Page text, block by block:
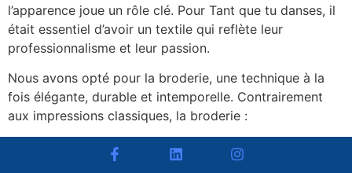
l’apparence joue un rôle clé. Pour Tant que tu danses, il
était essentiel d’avoir un textile qui reflète leur
professionnalisme et leur passion.
Nous avons opté pour la broderie, une technique à la
fois élégante, durable et intemporelle. Contrairement
aux impressions classiques, la broderie :